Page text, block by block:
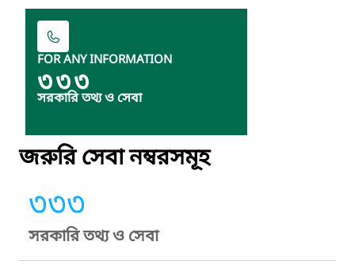
FOR ANY INFORMATION
৩৩৩
সরকারি তথ্য ও সেবা
জরুরি সেবা নম্বরসমূহ
৩৩৩
সরকারি তথ্য ও সেবা